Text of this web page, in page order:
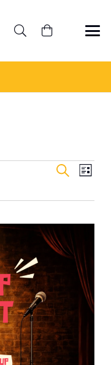
ET
DE
Recherche
DE
Liste